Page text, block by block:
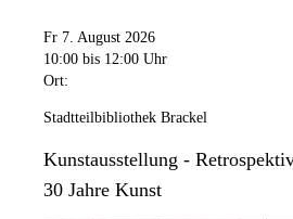
Fr 7. August 2026
10:00 bis 12:00 Uhr
Ort:
Stadtteilbibliothek Brackel
Kunstausstellung -
30 Jahre Kunst